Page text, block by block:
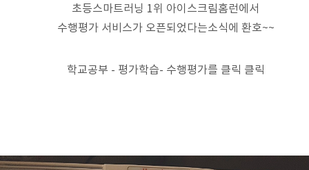
초등스마트러닝 1위 아이스크림홈런에서
수행평가 서비스가 오픈되었다는소식에 환호~~
학교공부 - 평가학습- 수행평가를 클릭 클릭